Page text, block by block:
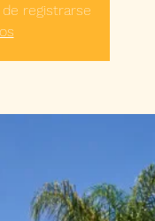
registrarse